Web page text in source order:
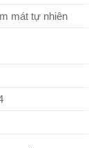
mát tự nhiên